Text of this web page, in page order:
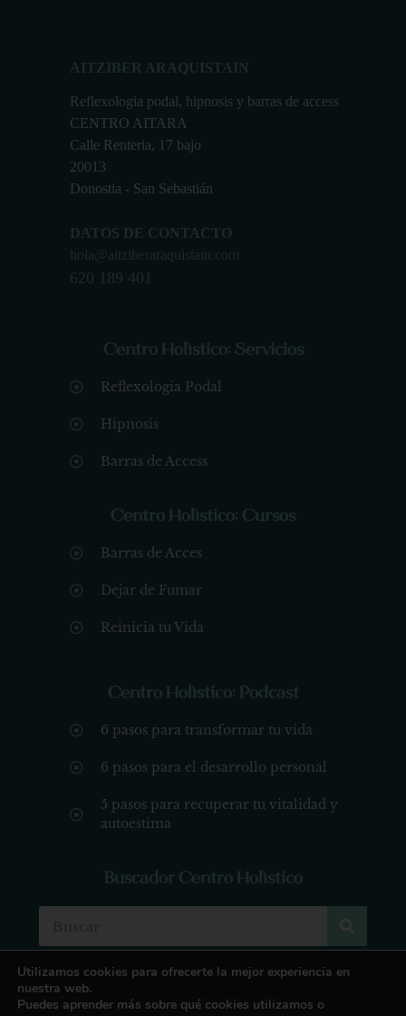
AITZIBER ARAQUISTAIN
Reflexologia podal, hipnosis y barras de access
CENTRO AITARA
Calle Renteria, 17 bajo
20013
Donostia - San Sebastián
DATOS DE CONTACTO
hola@aitziberaraquistain.com
620 189 401
Centro Holístico: Servicios
Reflexologia Podal
Hipnosis
Barras de Access
Centro Holístico: Cursos
Barras de Acces
Dejar de Fumar
Reinicia tu Vida
Centro Holístico: Podcast
6 pasos para transformar tu vida
6 pasos para el desarrollo personal
5 pasos para recuperar tu vitalidad y
autoestima
Buscador Centro Holístico
Utilizamos cookies para ofrecerte la mejor experiencia en
nuestra web.
Puedes aprender más sobre qué cookies utilizamos o